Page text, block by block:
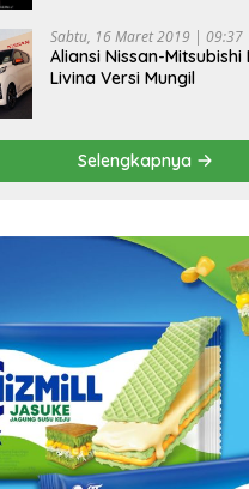
Sabtu, 16 Maret 2019 | 09:37
Aliansi Nissan-Mitsubishi
Livina Versi Mungil
Selengkapnya